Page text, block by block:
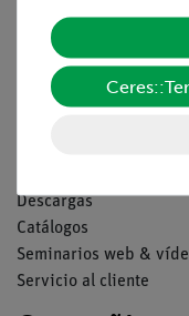
Condiciones
Declaración de
Pie de imprenta
Servicio
Descargas
Catálogos
Seminarios web &
Servicio al cliente